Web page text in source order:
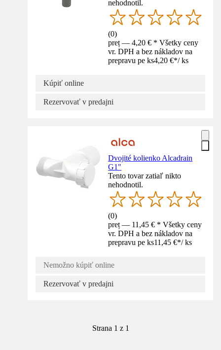
nehodnotil.
(0)
preț — 4,20 € * Všetky ceny
vr. DPH a bez nákladov na
prepravu pe ks4,20 €*/ ks
Kúpiť online
Rezervovať v predajni
Dvojité kolienko Alcadrain
G1"
Tento tovar zatiaľ nikto
nehodnotil.
(0)
preț — 11,45 € * Všetky ceny
vr. DPH a bez nákladov na
prepravu pe ks11,45 €*/ ks
Nemožno kúpiť online
Rezervovať v predajni
Strana 1 z 1